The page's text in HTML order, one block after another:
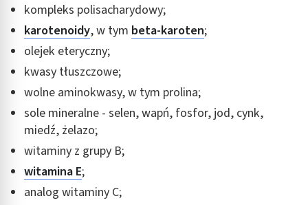
kompleks polisacharydowy;
karotenoidy, w tym beta-karoten;
olejek eteryczny;
kwasy tłuszczowe;
wolne aminokwasy, w tym prolina;
sole mineralne - selen, wapń, fosfor, jod, cynk,
miedź, żelazo;
witaminy z grupy B;
witamina E;
analog witaminy C;